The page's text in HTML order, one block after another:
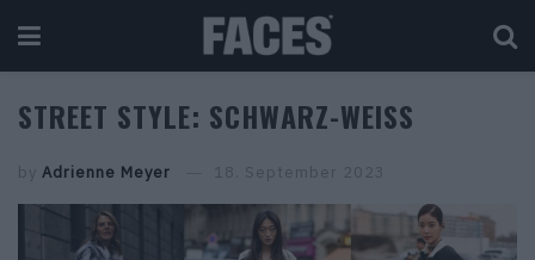
STREET STYLE: SCHWARZ-WEISS
by Adrienne Meyer 18. September 2023